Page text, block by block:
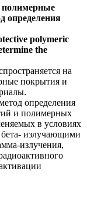
определения
polymeric
the
на
покрытия и
определения
и полимерных
в условиях
бета- излучающими
излучения,